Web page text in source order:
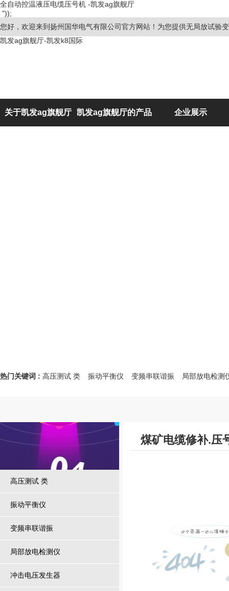
全自动控温液压电缆压号机 -凯发ag旗舰厅
"));
您好，欢迎来到扬州国华电气有限公司官方网站！为您提供无局放试验
凯发ag旗舰厅-凯发k8国际
关于凯发ag旗舰厅 凯发ag旗舰厅的产品 企业展示
热门关键词 : 高压测试 类 振动平衡仪 变频串联谐振 局部放电检测
高压测试 类
振动平衡仪
变频串联谐振
局部放电检测仪
冲击电压发生器
煤矿电缆修补.压